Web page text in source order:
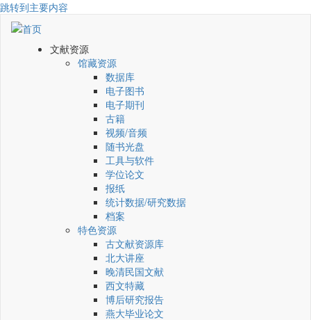
跳转到主要内容
文献资源
馆藏资源
数据库
电子图书
电子期刊
古籍
视频/音频
随书光盘
工具与软件
学位论文
报纸
统计数据/研究数据
档案
特色资源
古文献资源库
北大讲座
晚清民国文献
西文特藏
博后研究报告
燕大毕业论文